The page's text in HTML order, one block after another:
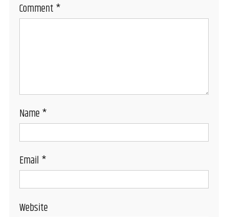
Comment*
Name*
Email*
Website